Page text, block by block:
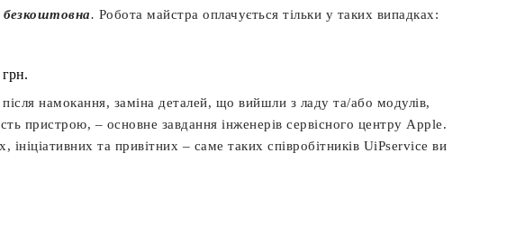
безкоштовна. Робота майстра оплачується тільки у таких випадках:
грн.
намокання, заміна деталей, що вийшли з ладу та/або модулів,
пристрою, – основне завдання інженерів сервісного центру Apple.
та привітних – саме таких співробітників UiPservice ви